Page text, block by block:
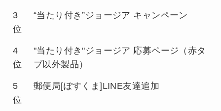
3
位
“当たり付き”ジョージア キャンペーン
4
位
"当たり付き"ジョージア 応募ページ（赤タ
ブ以外製品）
5
位
郵便局[ぽすくま]LINE友達追加